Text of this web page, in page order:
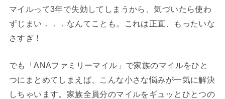
マイルって3年で失効してしまうから、気づいたら使わ
ずじまい．．．なんてことも。これは正直、もったいな
さすぎ！
でも「ANAファミリーマイル」で家族のマイルをひと
つにまとめてしまえば、こんな小さな悩みが一気に解決
しちゃいます。家族全員分のマイルをギュッとひとつの